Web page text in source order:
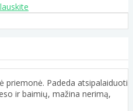
priemonė. Padeda atsipalaiduoti
ir baimių, mažina nerimą,